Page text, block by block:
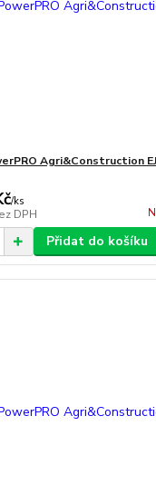
Agri&Construction
/ks
DPH
Přidat do košíku